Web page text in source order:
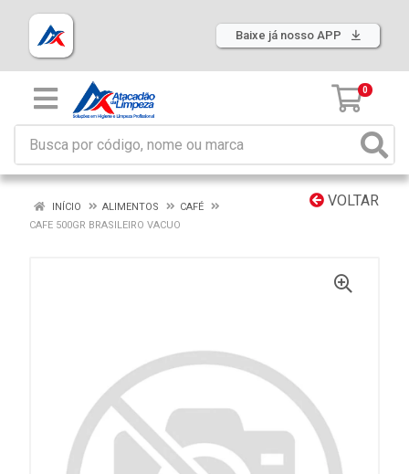
Baixe já nosso APP
0
VOLTAR
INÍCIO ALIMENTOS
CAFÉ
CAFE 500GR BRASILEIRO VACUO